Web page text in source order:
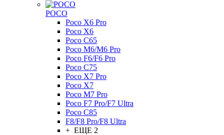
POCO
Poco X6 Pro
Poco X6
Poco C65
Poco M6/M6 Pro
Poco F6/F6 Pro
Poco C75
Poco X7 Pro
Poco X7
Poco M7 Pro
Poco F7 Pro/F7 Ultra
Poco C85
F8/F8 Pro/F8 Ultra
+ ЕЩЕ 2